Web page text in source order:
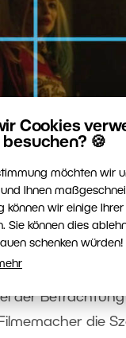
Cookies
🍪
möchten wir
Ihnen
können wir einige
Sie können dies
schenken würden!
Suicide Squad
der
die